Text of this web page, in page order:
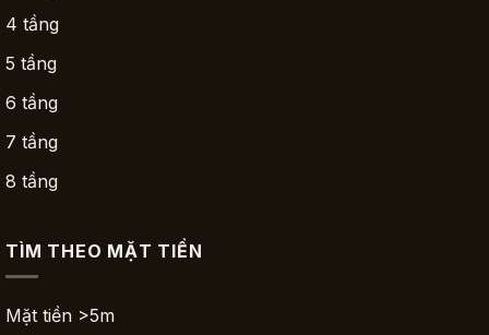
4 tầng
5 tầng
6 tầng
7 tầng
8 tầng
TÌM THEO MẶT TIỀN
Mặt tiền >5m